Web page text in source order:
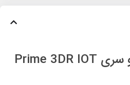
ساید بای ساید دوو سری Prime 3DR IOT